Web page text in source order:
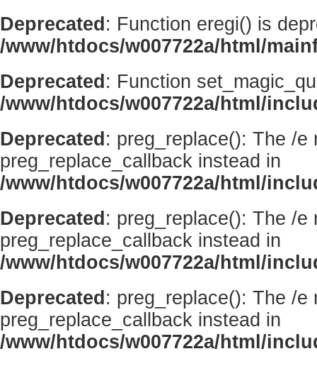
Deprecated : Function eregi() is
/www/htdocs/w007722a/html/
Deprecated : Function
/www/htdocs/w007722a/html/
Deprecated : preg_replace(): The /
preg_replace_callback instead in
/www/htdocs/w007722a/html/
Deprecated : preg_replace(): The /
preg_replace_callback instead in
/www/htdocs/w007722a/html/
Deprecated : preg_replace(): The /
preg_replace_callback instead in
/www/htdocs/w007722a/html/